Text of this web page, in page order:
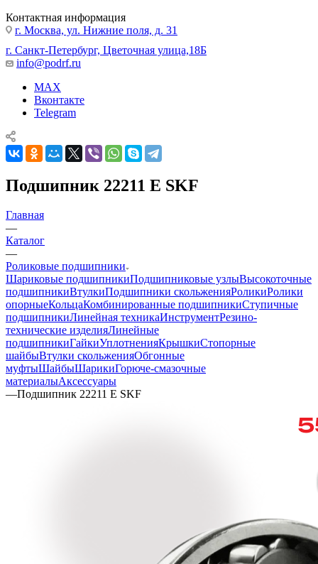
Контактная информация
г. Москва, ул. Нижние поля, д. 31
г. Санкт-Петербург, Цветочная улица,18Б
info@podrf.ru
MAX
Вконтакте
Telegram
Подшипник 22211 E SKF
Главная
—
Каталог
—
Роликовые подшипники
Шариковые подшипникиПодшипниковые узлыВысокоточные
подшипникиВтулкиПодшипники скольженияРоликиРолики
опорныеКольцаКомбинированные подшипникиСтупичные
подшипникиЛинейная техникаИнструментРезино-
технические изделияЛинейные
подшипникиГайкиУплотненияКрышкиСтопорные
шайбыВтулки скольженияОбгонные
муфтыШайбыШарикиГорюче-смазочные
материалыАксессуары
—Подшипник 22211 E SKF